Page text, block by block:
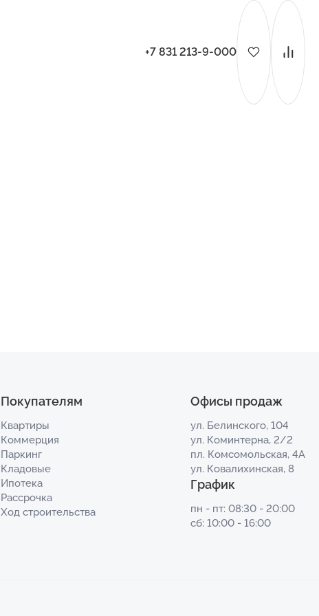
+7 831 213-9-000
Покупателям
Квартиры
Коммерция
Паркинг
Кладовые
Ипотека
Рассрочка
Ход строительства
Офисы продаж
ул. Белинского, 104
ул. Коминтерна, 2/2
пл. Комсомольская, 4А
ул. Ковалихинская, 8
График
пн - пт: 08:30 - 20:00
сб: 10:00 - 16:00